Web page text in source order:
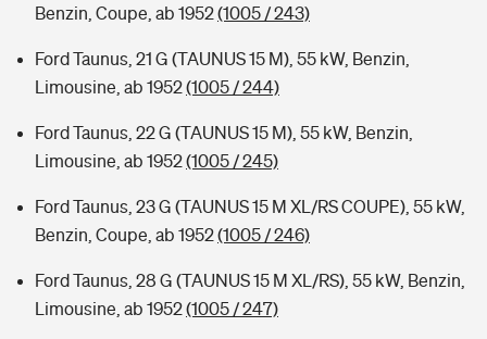
Benzin, Coupe, ab 1952(1005 / 243)
Ford Taunus, 21 G (TAUNUS 15 M), 55 kW, Benzin,
Limousine, ab 1952(1005 / 244)
Ford Taunus, 22 G (TAUNUS 15 M), 55 kW, Benzin,
Limousine, ab 1952(1005 / 245)
Ford Taunus, 23 G (TAUNUS 15 M XL/RS COUPE), 55 kW,
Benzin, Coupe, ab 1952(1005 / 246)
Ford Taunus, 28 G (TAUNUS 15 M XL/RS), 55 kW, Benzin,
Limousine, ab 1952(1005 / 247)